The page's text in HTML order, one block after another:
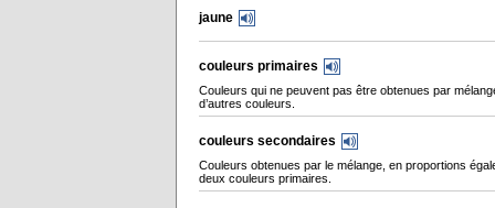
jaune
couleurs primaires
Couleurs qui ne peuvent pas être obtenues par
d’autres couleurs.
couleurs secondaires
Couleurs obtenues par le mélange, en proportions
deux couleurs primaires.